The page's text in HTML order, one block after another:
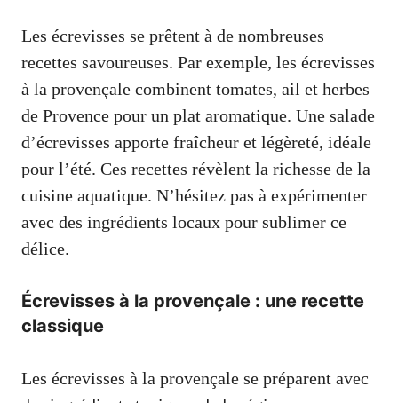
Les écrevisses se prêtent à de nombreuses
recettes savoureuses. Par exemple, les écrevisses
à la provençale combinent tomates, ail et herbes
de Provence pour un plat aromatique. Une salade
d’écrevisses apporte fraîcheur et légèreté, idéale
pour l’été. Ces recettes révèlent la richesse de la
cuisine aquatique. N’hésitez pas à expérimenter
avec des ingrédients locaux pour sublimer ce
délice.
Écrevisses à la provençale : une recette
classique
Les écrevisses à la provençale se préparent avec